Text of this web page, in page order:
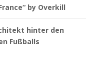
by Overkill
hinter den
Fußballs